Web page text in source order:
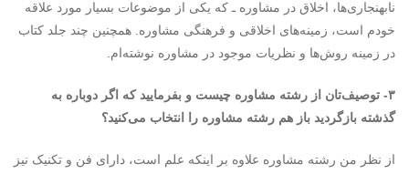
نابهنجاری‌ها، اخلاق در مشاوره ـ که یکی از موضوعات بسیار مورد علاقه
خودم است، زمینه‌های اخلاقی و فرهنگی مشاوره. همچنین چند جلد کتاب
در زمینه روش‌ها و نظریات موجود در مشاوره نوشته‌ام.
۳- توصیف‌تان از رشته مشاوره چیست و بفرمایید که اگر دوباره به
گذشته بازگردید باز هم رشته مشاوره را انتخاب می‌کنید؟
از نظر من رشته مشاوره علاوه بر اینکه علم است، دارای فن و تکنیک نیز